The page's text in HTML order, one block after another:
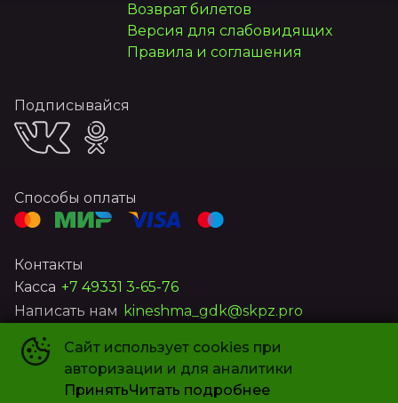
Сайт использует cookies при
авторизации и для аналитики
ПринятьЧитать подробнее
Возврат билетов
Версия для слабовидящих
Правила и соглашения
Подписывайся
Способы оплаты
Контакты
Касса +7 49331 3-65-76
Написать нам kineshma_gdk@skpz.pro
МУ «Городской Дом культуры»© 2026
Powered byp24.app